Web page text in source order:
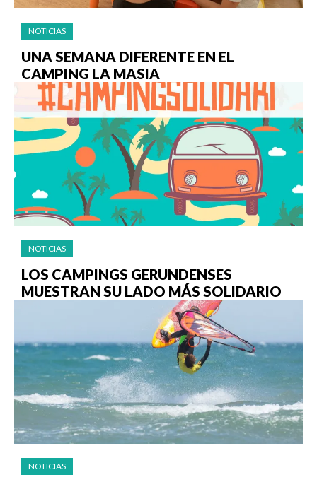
NOTICIAS
UNA SEMANA DIFERENTE EN EL
CAMPING LA MASIA
NOTICIAS
LOS CAMPINGS GERUNDENSES
MUESTRAN SU LADO MÁS SOLIDARIO
NOTICIAS